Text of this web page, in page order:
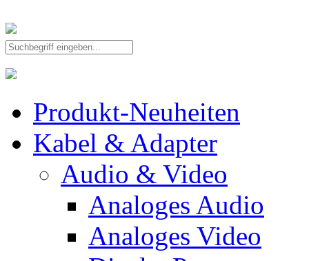
Produkt-Neuheiten
Kabel & Adapter
Audio & Video
Analoges Audio
Analoges Video